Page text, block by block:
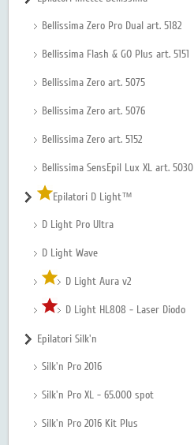
Bellissima Zero Pro Dual art. 5182
Bellissima Flash & GO Plus art. 5151
Bellissima Zero art. 5075
Bellissima Zero art. 5076
Bellissima Zero art. 5152
Bellissima SensEpil Lux XL art. 5030
Epilatori D Light™
D Light Pro Ultra
D Light Wave
D Light Aura v2
D Light HL808 - Laser Diodo
Epilatori Silk'n
Silk'n Pro 2016
Silk'n Pro XL - 65.000 spot
Silk'n Pro 2016 Kit Plus